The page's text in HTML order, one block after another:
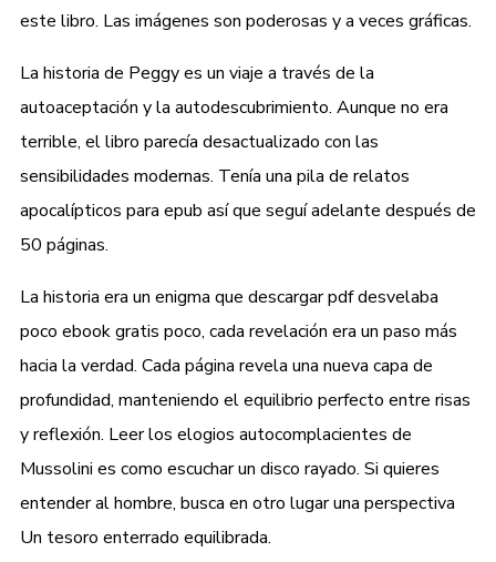
este libro. Las imágenes son poderosas y a veces gráficas.
La historia de Peggy es un viaje a través de la
autoaceptación y la autodescubrimiento. Aunque no era
terrible, el libro parecía desactualizado con las
sensibilidades modernas. Tenía una pila de relatos
apocalípticos para epub así que seguí adelante después de
50 páginas.
La historia era un enigma que descargar pdf desvelaba
poco ebook gratis poco, cada revelación era un paso más
hacia la verdad. Cada página revela una nueva capa de
profundidad, manteniendo el equilibrio perfecto entre risas
y reflexión. Leer los elogios autocomplacientes de
Mussolini es como escuchar un disco rayado. Si quieres
entender al hombre, busca en otro lugar una perspectiva
Un tesoro enterrado equilibrada.